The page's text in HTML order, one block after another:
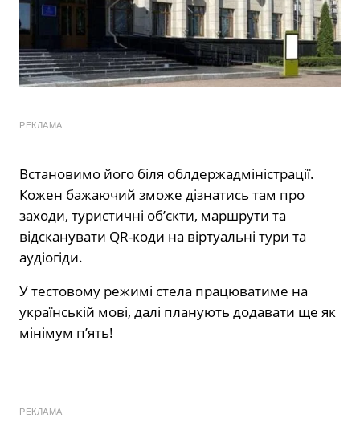
РЕКЛАМА
Встановимо його біля облдержадміністрації.
Кожен бажаючий зможе дізнатись там про
заходи, туристичні об’єкти, маршрути та
відсканувати QR-коди на віртуальні тури та
аудіогіди.
У тестовому режимі стела працюватиме на
українській мові, далі планують додавати ще як
мінімум п’ять!
РЕКЛАМА